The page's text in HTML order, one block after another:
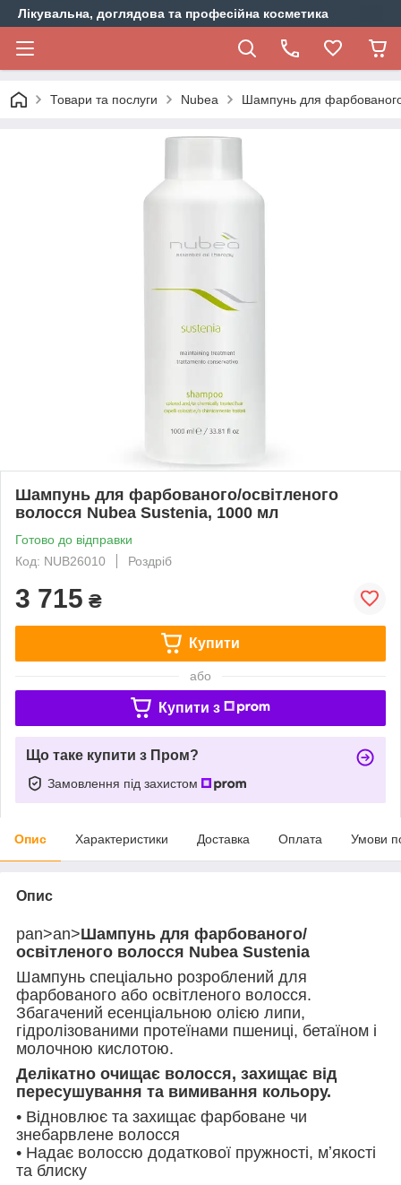
Лікувальна, доглядова та професійна косметика
Товари та послуги Nubea Шампунь для
Шампунь для фарбованого/освітленого
волосся Nubea Sustenia, 1000 мл
Готово до відправки
Код: NUB26010
Роздріб
3 715 ₴
Купити
або
Купити з
Що таке купити з Пром?
Замовлення під захистом
Опис Характеристики Доставка Оплата Умови
Опис
pan>an>Шампунь для фарбованого/
освітленого волосся Nubea Sustenia
Шампунь спеціально розроблений для
фарбованого або освітленого волосся.
Збагачений есенціальною олією липи,
гідролізованими протеїнами пшениці, бетаїном і
молочною кислотою.
Делікатно очищає волосся, захищає від
пересушування та вимивання кольору.
• Відновлює та захищає фарбоване чи
знебарвлене волосся
• Надає волоссю додаткової пружності, мʼякості
та блиску